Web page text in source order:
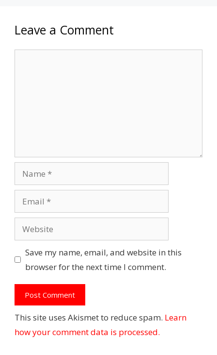
Leave a Comment
Name
Email
Website
Save my name, email, and website in this
browser for the next time I comment.
This site uses Akismet to reduce spam. Learn
how your comment data is processed.